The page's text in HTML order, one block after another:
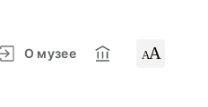
О музее АА